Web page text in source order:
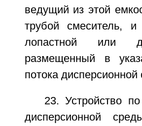
ведущий из этой
трубой смеситель,
лопастной или
размещенный в
потока
23. Устройство
дисперсионной